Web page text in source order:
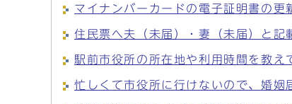
マイナンバーカードの電子証明書の更
住民票へ夫（未届）・妻（未届）と記
駅前市役所の所在地や利用時間を教え
忙しくて市役所に行けないので、婚姻